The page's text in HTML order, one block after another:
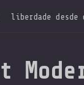
liberdade desde